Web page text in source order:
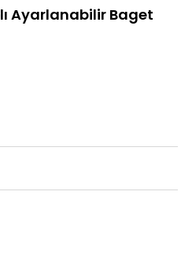
Ayarlanabilir Baget